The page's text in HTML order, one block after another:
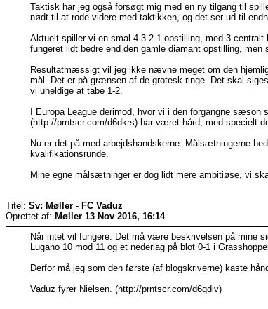
Taktisk har jeg også forsøgt mig med en ny tilgang til
nødt til at rode videre med taktikken, og det ser ud til
Aktuelt spiller vi en smal 4-3-2-1 opstilling, med 3
fungeret lidt bedre end den gamle diamant opstilling, men
Resultatmæssigt vil jeg ikke nævne meget om den
mål. Det er på grænsen af de grotesk ringe. Det skal
vi uheldige at tabe 1-2.
I Europa League derimod, hvor vi i den forgangne
(http://prntscr.com/d6dkrs) har været hård, med specielt
Nu er det på med arbejdshandskerne. Målsætningerne
kvalifikationsrunde.
Mine egne målsætninger er dog lidt mere ambitiøse, vi
Titel: Sv: Møller - FC Vaduz
Oprettet af: Møller 13 Nov 2016, 16:14
Når intet vil fungere. Det må være beskrivelsen på mine
Lugano 10 mod 11 og et nederlag på blot 0-1 i
Derfor må jeg som den første (af blogskriverne) kaste
Vaduz fyrer Nielsen. (http://prntscr.com/d6qdiv)